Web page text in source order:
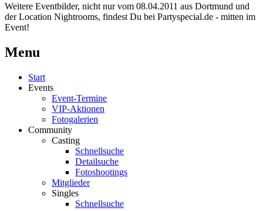
Weitere Eventbilder, nicht nur vom 08.04.2011 aus Dortmund und
der Location Nightrooms, findest Du bei Partyspecial.de - mitten im
Event!
Menu
Start
Events
Event-Termine
VIP-Aktionen
Fotogalerien
Community
Casting
Schnellsuche
Detailsuche
Fotoshootings
Mitglieder
Singles
Schnellsuche